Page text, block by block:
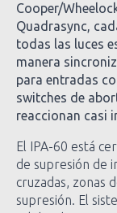
Cooper/
Quadrasync,
todas las luces
manera
para entradas
switches de
reaccionan casi
El IPA-60 está
de supresión de
cruzadas, zonas
supresión. El